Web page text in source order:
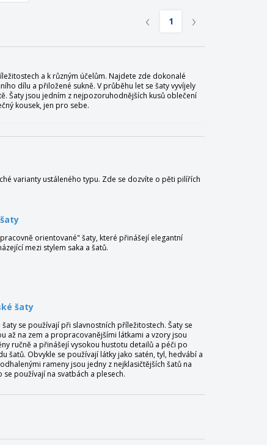
‹ 1 ›
a k různým účelům. Najdete zde dokonalé
dílu a přiložené sukně. V průběhu let se šaty vyvíjely
Šaty jsou jedním z nejpozoruhodnějších kusů oblečení
kousek, jen pro sebe.
varianty ustáleného typu. Zde se dozvíte o pěti pilířích
orientované" šaty, které přinášejí elegantní
mezi stylem saka a šatů.
šaty
šaty se používají při slavnostních příležitostech. Šaty se
až na zem a propracovanějšími látkami a vzory jsou
ručně a přinášejí vysokou hustotu detailů a péči po
šatů. Obvykle se používají látky jako satén, tyl, hedvábí a
rameny jsou jedny z nejklasičtějších šatů na
se používají na svatbách a plesech.